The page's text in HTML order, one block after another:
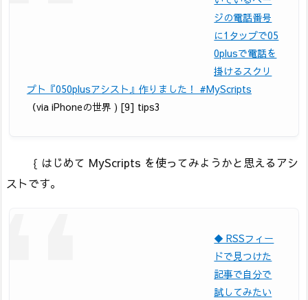
ジの電話番号
に1タップで05
0plusで電話を
掛けるスクリ
プト『050plusアシスト』作りました！ #MyScripts
（via iPhoneの世界 ) [9] tips3
｛ はじめて MyScripts を使ってみようかと思えるアシ
ストです。
◆ RSSフィー
ドで見つけた
記事で自分で
試してみたい